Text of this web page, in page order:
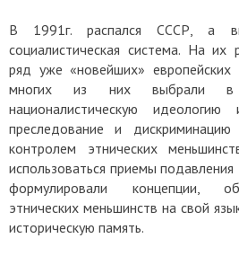
В 1991г. распался СССР, а
социалистическая система. На их
ряд уже «новейших»
многих из них выбрали в
националистическую
преследование и
контролем этнических
использоваться приемы
формулировали концепции,
этнических меньшинств на свой
историческую память.